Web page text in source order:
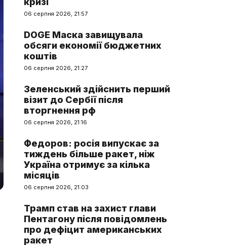
06 серпня 2026, 21:57
DOGE Маска завищувала
обсяги економії бюджетних
коштів
06 серпня 2026, 21:27
Зеленський здійснить перший
візит до Сербії після
вторгнення рф
06 серпня 2026, 21:16
Федоров: росія випускає за
тиждень більше ракет, ніж
Україна отримує за кілька
місяців
06 серпня 2026, 21:03
Трамп став на захист глави
Пентагону після повідомлень
про дефіцит американських
ракет